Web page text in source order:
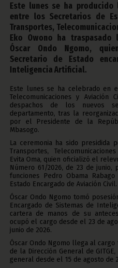
Este lunes se ha
entre los Secretarios de
Transportes,
Eko Owono ha traspasado
Óscar Ondo Ngomo,
Secretario de Estado
Inteligencia Artificial.
Este lunes se ha celebrado en
Telecomunicaciones y
despachos de los nuevos
departamento, tras la
por el Presidente de la
Mbasogo.
La ceremonia ha sido presidida
Transportes,
Evita Oma, quien oficializó el
Número 61/2026, de 23 de
funciones Pedro Obama
Estado Encargado de Aviación Civil.
Óscar Ondo Ngomo tomó
Encargado de Sistemas de
cartera de manos de su
ocupó el cargo desde el 23 de
junio de 2026.
Óscar Ondo Ngomo llega al
de la Dirección General de
general desde el 15 de agosto de